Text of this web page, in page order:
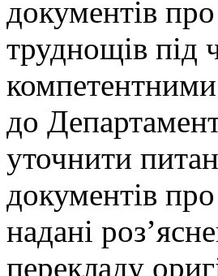
документів
труднощів під
до
уточнити
документів
надані
перекладу